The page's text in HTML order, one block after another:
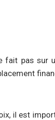
fait pas
il est